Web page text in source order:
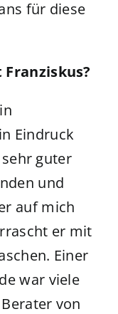
für diese
Eindruck
guter
und
auf mich
er mit
Einer
war viele
von